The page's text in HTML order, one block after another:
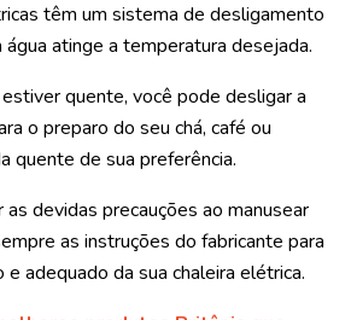
têm um sistema de desligamento
atinge a temperatura desejada.
quente, você pode desligar a
o preparo do seu chá, café ou
quente de sua preferência.
devidas precauções ao manusear
as instruções do fabricante para
adequado da sua chaleira elétrica.